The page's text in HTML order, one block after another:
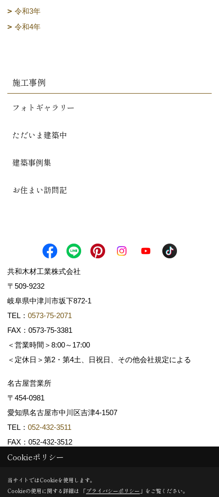
令和3年
令和4年
施工事例
フォトギャラリー
ただいま建築中
建築事例集
お住まい訪問記
共和木材工業株式会社
〒509-9232
岐阜県中津川市坂下872‐1
TEL： 0573-75-2071
FAX：0573-75-3381
＜営業時間＞8:00～17:00
＜定休日＞第2・第4土、日祝日、その他会社規定による
名古屋営業所
〒454-0981
愛知県名古屋市中川区吉津4-1507
TEL： 052-432-3511
FAX：052-432-3512
Copyright (c) 共和木材工業株式会社. All Rights Reserved.
Produced byゴデスクリエイト
Cookieポリシー
当サイトではCookieを使用します。
Cookieの使用に関する詳細は 「プライバシーポリシー 」をご覧ください。